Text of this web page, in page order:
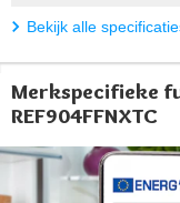
Bekijk alle
Merkspecifieke
REF904FFNXTC